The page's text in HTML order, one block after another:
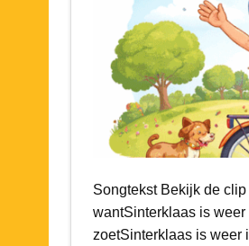
Songtekst Bekijk de
wantSinterklaas is
zoetSinterklaas is weer